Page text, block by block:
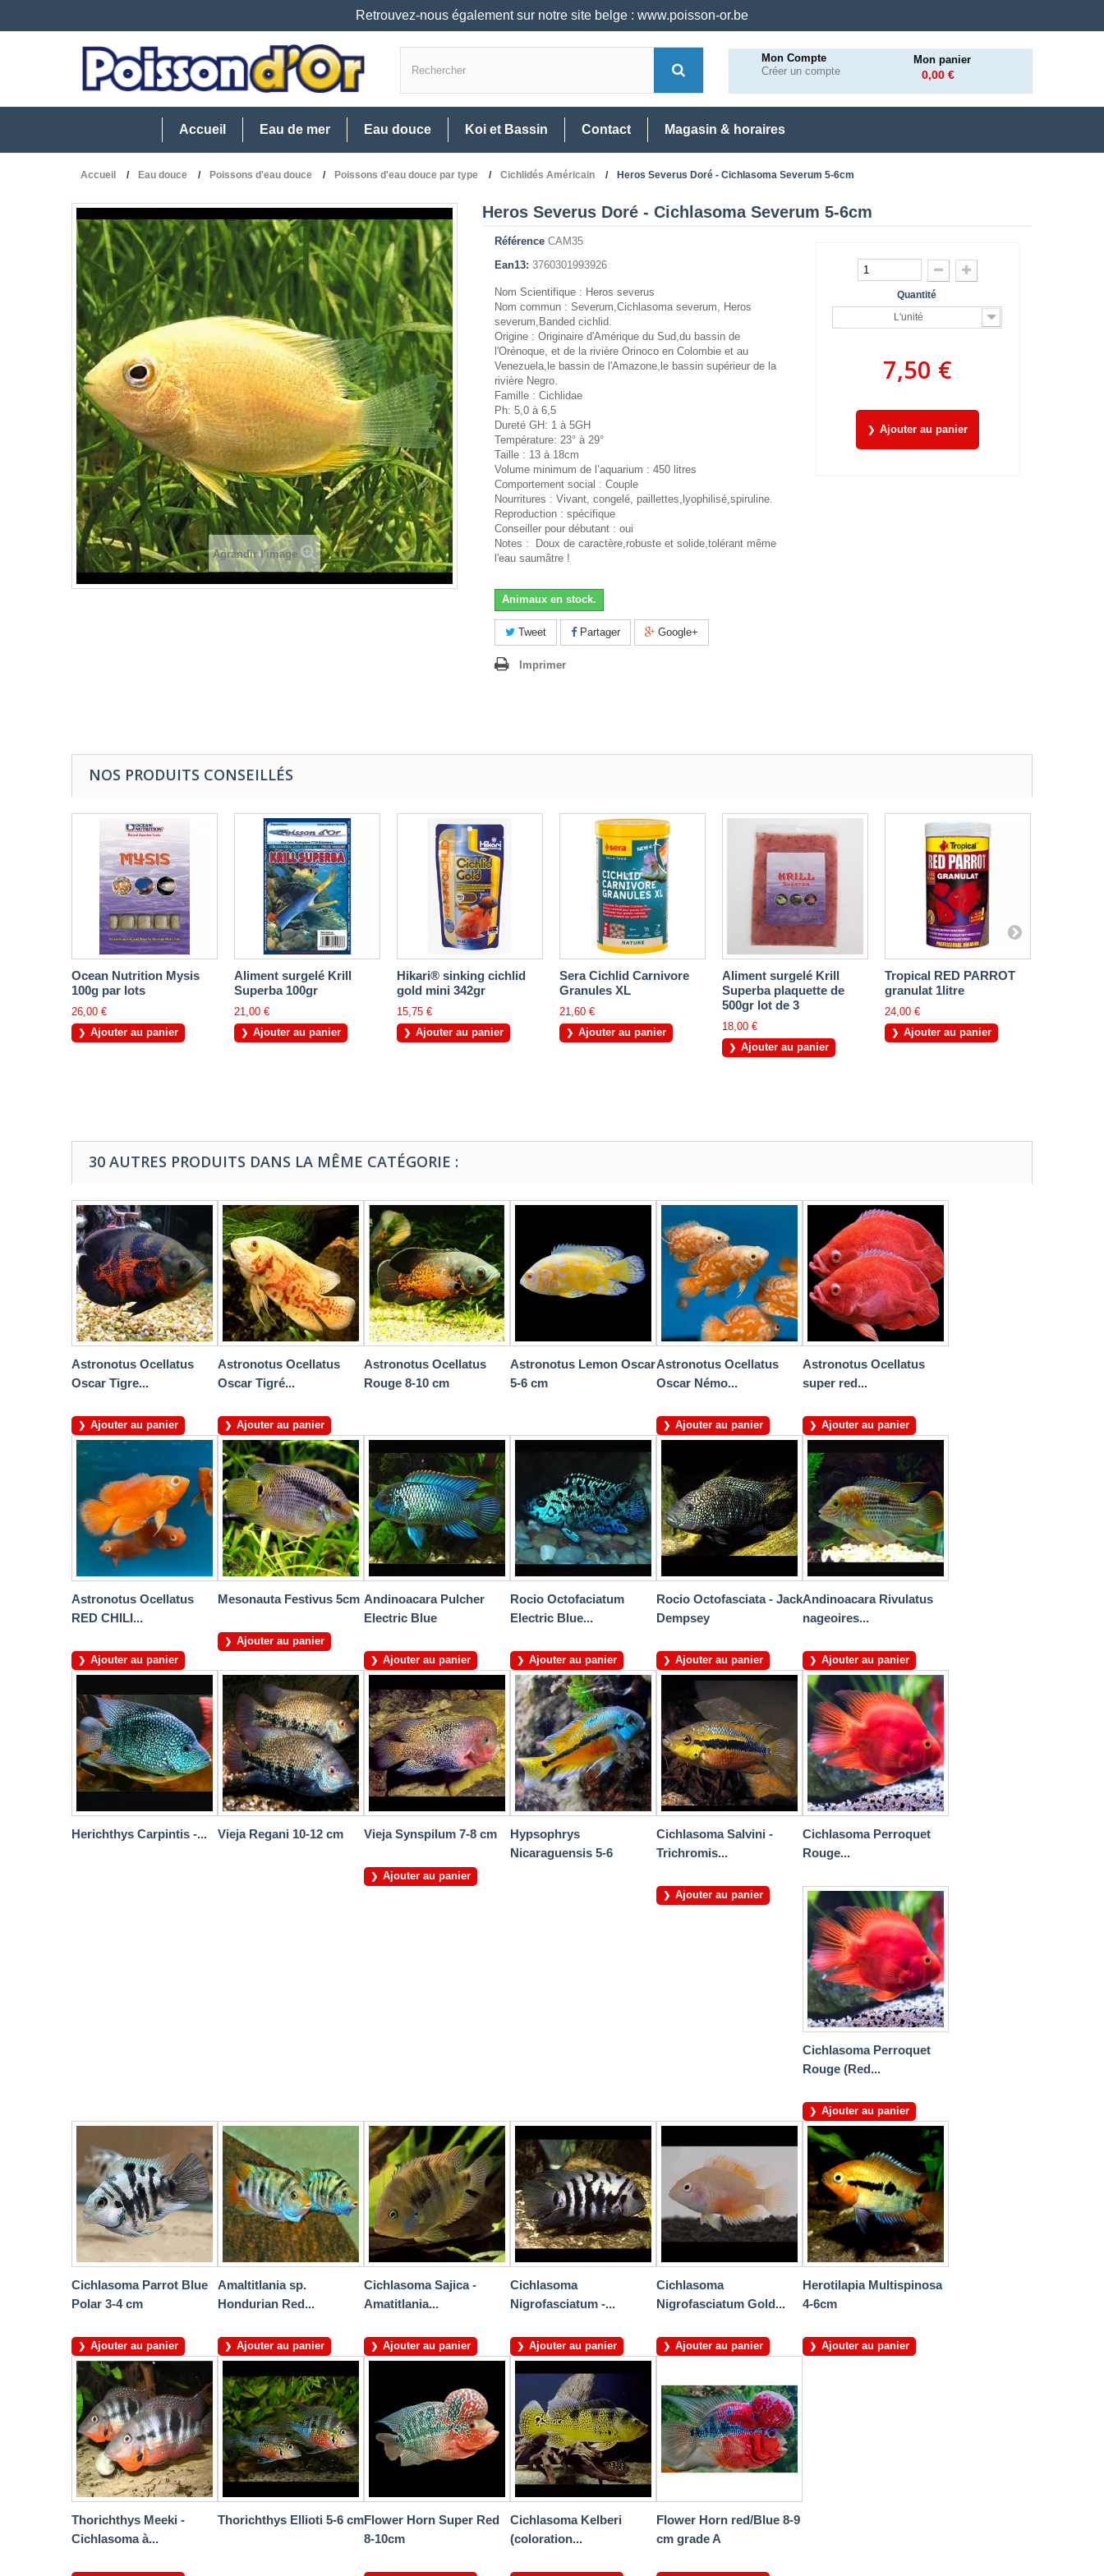
Retrouvez-nous également sur notre site belge : www.poisson-or.be
Mon Compte
Créer un compte
Mon panier
0,00 €
Accueil Eau de mer Eau douce Koi et Bassin Contact Magasin & horaires
Accueil Eau douce Poissons d'eau douce Poissons d'eau douce par type Cichlidés Américain Heros Severus Doré - Cichlasoma Severum 5-6cm
Agrandir l'image
Heros Severus Doré - Cichlasoma Severum 5-6cm
Référence CAM35
Ean13: 3760301993926
Nom Scientifique : Heros severus
Nom commun : Severum,Cichlasoma severum, Heros
severum,Banded cichlid.
Origine : Originaire d'Amérique du Sud,du bassin de
l'Orénoque, et de la rivière Orinoco en Colombie et au
Venezuela,le bassin de l'Amazone,le bassin supérieur de la
rivière Negro.
Famille : Cichlidae
Ph: 5,0 à 6,5
Dureté GH: 1 à 5GH
Température: 23° à 29°
Taille : 13 à 18cm
Volume minimum de l’aquarium : 450 litres
Comportement social : Couple
Nourritures : Vivant, congelé, paillettes,lyophilisé,spiruline.
Reproduction : spécifique
Conseiller pour débutant : oui
Notes : Doux de caractère,robuste et solide,tolérant même
l'eau saumâtre !
Animaux en stock.
Tweet Partager Google+
Imprimer
Quantité
L'unité
7,50 €
Ajouter au panier
NOS PRODUITS CONSEILLÉS
Ocean Nutrition Mysis
100g par lots
26,00 €
Ajouter au panier
Aliment surgelé Krill
Superba 100gr
21,00 €
Ajouter au panier
Hikari® sinking cichlid
gold mini 342gr
15,75 €
Ajouter au panier
Sera Cichlid Carnivore
Granules XL
21,60 €
Ajouter au panier
Aliment surgelé Krill
Superba plaquette de
500gr lot de 3
18,00 €
Ajouter au panier
Tropical RED PARROT
granulat 1litre
24,00 €
Ajouter au panier
30 AUTRES PRODUITS DANS LA MÊME CATÉGORIE :
Astronotus Ocellatus
Oscar Tigre...
Ajouter au panier
Astronotus Ocellatus
Oscar Tigré...
Ajouter au panier
Astronotus Ocellatus
Rouge 8-10 cm
Astronotus Lemon Oscar
5-6 cm
Astronotus Ocellatus
Oscar Némo...
Ajouter au panier
Astronotus Ocellatus
super red...
Ajouter au panier
Astronotus Ocellatus
RED CHILI...
Ajouter au panier
Mesonauta Festivus 5cm
Ajouter au panier
Andinoacara Pulcher
Electric Blue
Ajouter au panier
Rocio Octofaciatum
Electric Blue...
Ajouter au panier
Rocio Octofasciata - Jack
Dempsey
Ajouter au panier
Andinoacara Rivulatus
nageoires...
Ajouter au panier
Herichthys Carpintis -... Vieja Regani 10-12 cm Vieja Synspilum 7-8 cm
Ajouter au panier
Hypsophrys
Nicaraguensis 5-6
Cichlasoma Salvini -
Trichromis...
Ajouter au panier
Cichlasoma Perroquet
Rouge...
Cichlasoma Perroquet
Rouge (Red...
Ajouter au panier
Cichlasoma Parrot Blue
Polar 3-4 cm
Ajouter au panier
Amaltitlania sp.
Hondurian Red...
Ajouter au panier
Cichlasoma Sajica -
Amatitlania...
Ajouter au panier
Cichlasoma
Nigrofasciatum -...
Ajouter au panier
Cichlasoma
Nigrofasciatum Gold...
Ajouter au panier
Herotilapia Multispinosa
4-6cm
Ajouter au panier
Thorichthys Meeki -
Cichlasoma à...
Thorichthys Ellioti 5-6 cmFlower Horn Super Red
8-10cm
Cichlasoma Kelberi
(coloration...
Flower Horn red/Blue 8-9
cm grade A